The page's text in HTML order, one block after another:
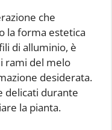
che
la forma estetica
di alluminio, è
rami del melo
desiderata.
delicati durante
la pianta.